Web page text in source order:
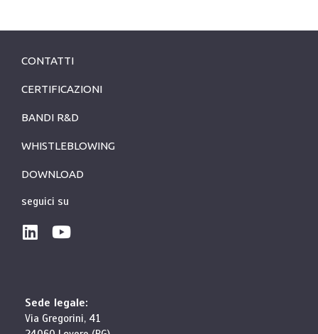
CONTATTI
CERTIFICAZIONI
BANDI R&D
WHISTLEBLOWING
DOWNLOAD
seguici su
Sede legale:
Via Gregorini, 41